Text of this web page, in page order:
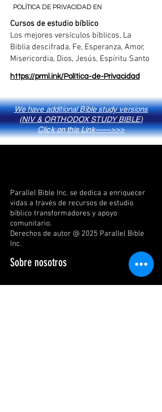
POLÍTICA DE PRIVACIDAD EN
Cursos de estudio bíblico
Los mejores versículos bíblicos, La
Biblia descifrada, Fe, Esperanza, Amor,
Misericordia, Dios, Jesús, Espíritu Santo
https://prml.ink/Política-de-Privacidad
We have additional Bible study versions
(NIV & ORTHODOX STUDY BIBLE)
Click on this Link------>>>
Parallel Bible Inc. se dedica a enriquecer
vidas a través de recursos de estudio
bíblico transformadores y apoyo
comunitario.
Derechos de autor @ 2025 Parallel Bible
Inc.
Sobre nosotros